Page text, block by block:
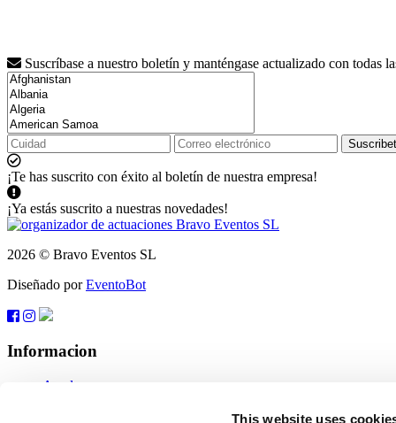
This website uses
Suscríbase a nuestro boletín y manténgase actualizado con todas
¡Te has suscrito con éxito al boletín de nuestra empresa!
¡Ya estás suscrito a nuestras novedades!
2026 © Bravo Eventos SL
Diseñado porEventoBot
Informacion
Ayuda